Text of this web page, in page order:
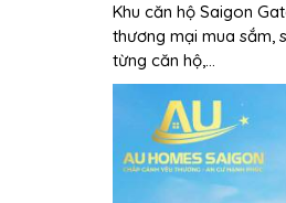
Khu căn hộ Saigon
thương mại mua sắm,
từng căn hộ,…